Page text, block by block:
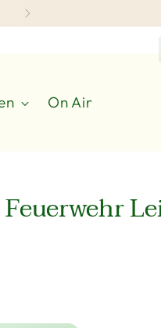
On Air